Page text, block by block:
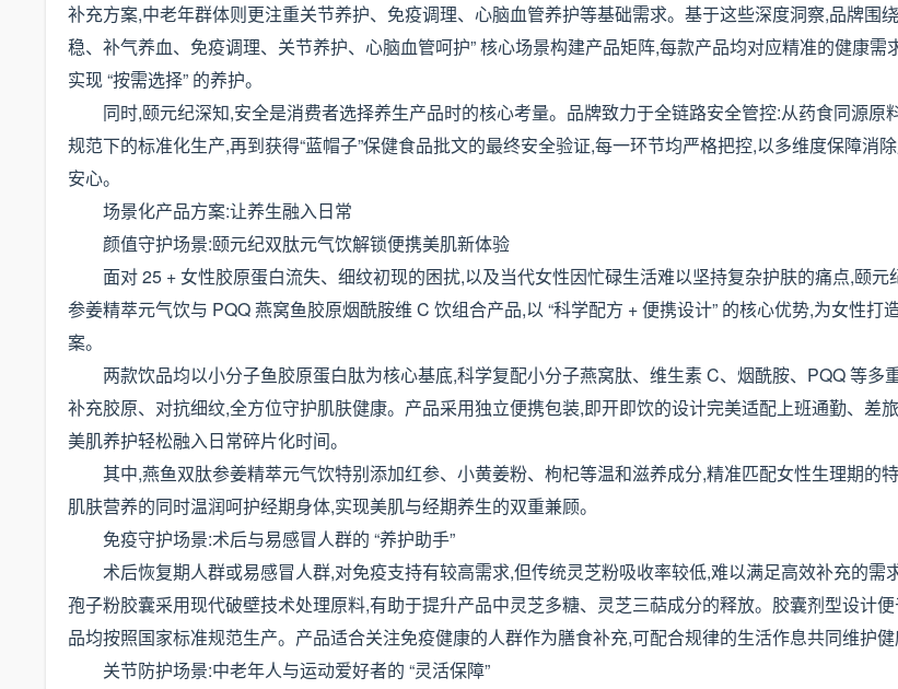
补充方案,中老年群体则更注重关节养护、免疫调理、心脑血管养护等基础需求。基于这些深度洞察,品牌围
稳、补气养血、免疫调理、关节养护、心脑血管呵护” 核心场景构建产品矩阵,每款产品均对应精准的健康需
实现 “按需选择” 的养护。
同时,颐元纪深知,安全是消费者选择养生产品时的核心考量。品牌致力于全链路安全管控:从药食同源原
规范下的标准化生产,再到获得“蓝帽子”保健食品批文的最终安全验证,每一环节均严格把控,以多维度保障消
安心。
场景化产品方案:让养生融入日常
颜值守护场景:颐元纪双肽元气饮解锁便携美肌新体验
面对 25 + 女性胶原蛋白流失、细纹初现的困扰,以及当代女性因忙碌生活难以坚持复杂护肤的痛点,颐元
参姜精萃元气饮与 PQQ 燕窝鱼胶原烟酰胺维 C 饮组合产品,以 “科学配方 + 便携设计” 的核心优势,为女性打
案。
两款饮品均以小分子鱼胶原蛋白肽为核心基底,科学复配小分子燕窝肽、维生素 C、烟酰胺、PQQ 等多
补充胶原、对抗细纹,全方位守护肌肤健康。产品采用独立便携包装,即开即饮的设计完美适配上班通勤、差
美肌养护轻松融入日常碎片化时间。
其中,燕鱼双肽参姜精萃元气饮特别添加红参、小黄姜粉、枸杞等温和滋养成分,精准匹配女性生理期的
肌肤营养的同时温润呵护经期身体,实现美肌与经期养生的双重兼顾。
免疫守护场景:术后与易感冒人群的 “养护助手”
术后恢复期人群或易感冒人群,对免疫支持有较高需求,但传统灵芝粉吸收率较低,难以满足高效补充的需
孢子粉胶囊采用现代破壁技术处理原料,有助于提升产品中灵芝多糖、灵芝三萜成分的释放。胶囊剂型设计
品均按照国家标准规范生产。产品适合关注免疫健康的人群作为膳食补充,可配合规律的生活作息共同维护健
关节防护场景:中老年人与运动爱好者的 “灵活保障”